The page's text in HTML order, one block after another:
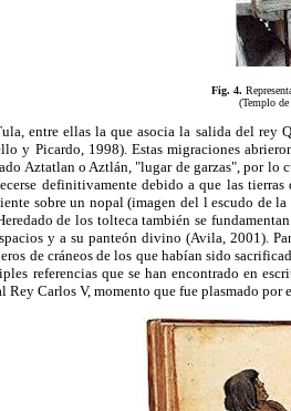
Fig. 4.
(Templo
entre ellas la que asocia la salida del rey
y Picardo, 1998). Estas migraciones
Aztatlan o Aztlán, "lugar de garzas", por
definitivamente debido a que las
sobre un nopal (imagen del l escudo
de los tolteca también se
y a su panteón divino (Avila, 2001).
de cráneos de los que habían sido
referencias que se han encontrado en
Rey Carlos V, momento que fue plasmado